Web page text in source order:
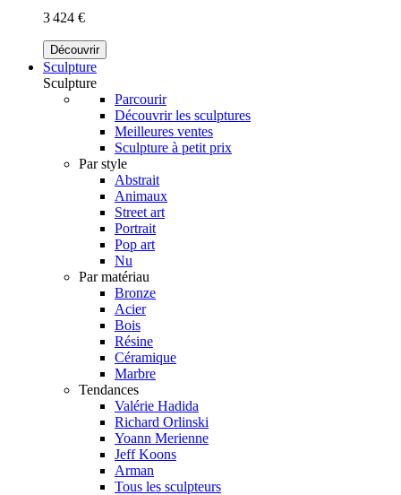
3 424 €
Découvrir
Sculpture
Sculpture
Parcourir
Découvrir les sculptures
Meilleures ventes
Sculpture à petit prix
Par style
Abstrait
Animaux
Street art
Portrait
Pop art
Nu
Par matériau
Bronze
Acier
Bois
Résine
Céramique
Marbre
Tendances
Valérie Hadida
Richard Orlinski
Yoann Merienne
Jeff Koons
Arman
Tous les sculpteurs